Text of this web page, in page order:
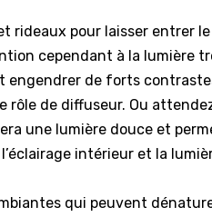
rideaux pour laisser entrer
cependant à la lumière
engendrer de forts
rôle de diffuseur. Ou
une lumière douce et
intérieur et la
qui peuvent